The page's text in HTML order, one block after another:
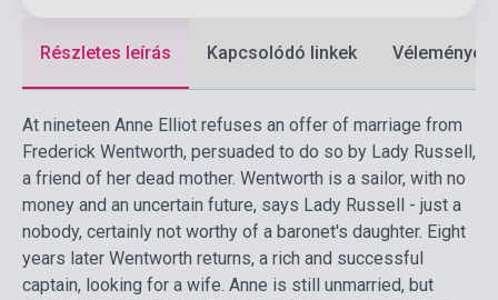
Részletes leírás Kapcsolódó linkek Vélemények
At nineteen Anne Elliot refuses an offer of marriage from
Frederick Wentworth, persuaded to do so by Lady Russell,
a friend of her dead mother. Wentworth is a sailor, with no
money and an uncertain future, says Lady Russell - just a
nobody, certainly not worthy of a baronet's daughter. Eight
years later Wentworth returns, a rich and successful
captain, looking for a wife. Anne is still unmarried, but